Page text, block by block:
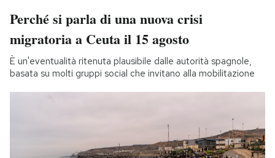
Perché si parla di una nuova crisi
migratoria a Ceuta il 15 agosto
È un'eventualità ritenuta plausibile dalle autorità spagnole,
basata su molti gruppi social che invitano alla mobilitazione